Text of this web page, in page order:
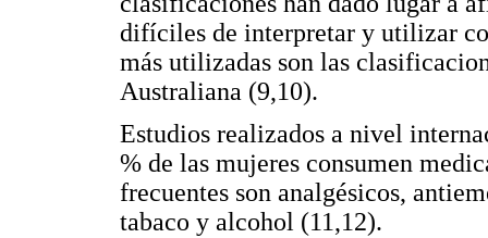
difíciles de interpretar y utilizar
más utilizadas son las
Australiana (9,10).
Estudios realizados a nivel
% de las mujeres consumen
frecuentes son analgésicos,
tabaco y alcohol (11,12).